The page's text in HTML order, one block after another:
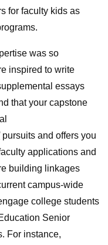
for faculty kids as
was so
inspired to write
essays
that your capstone
pursuits and offers you
applications and
building linkages
campus-wide
college students
Senior
For instance,